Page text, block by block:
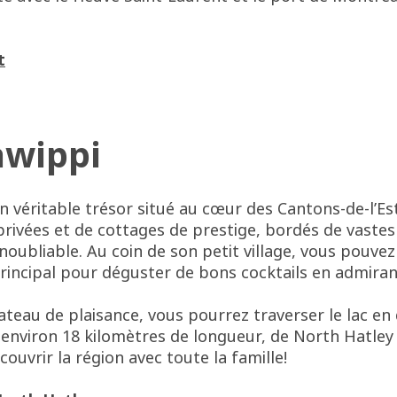
véritable trésor situé au cœur des Cantons-de-
et de cottages de prestige, bordés de
Au coin de son petit village, vous
pour déguster de bons cocktails en
de plaisance, vous pourrez traverser le lac en
18 kilomètres de longueur, de North Hatley
la région avec toute la famille!